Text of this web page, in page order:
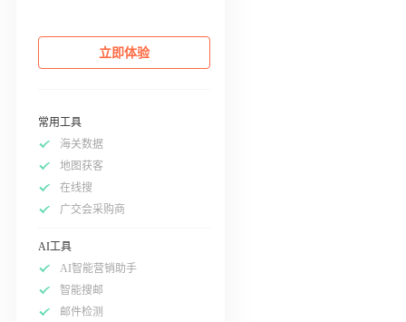
立即体验
常用工具
海关数据
地图获客
在线搜
广交会采购商
AI工具
AI智能营销助手
智能搜邮
邮件检测